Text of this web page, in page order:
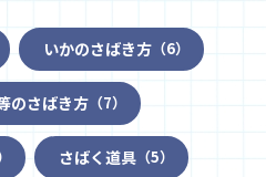
いかのさばき方（6）
のさばき方 （7）
さばく道具（5）